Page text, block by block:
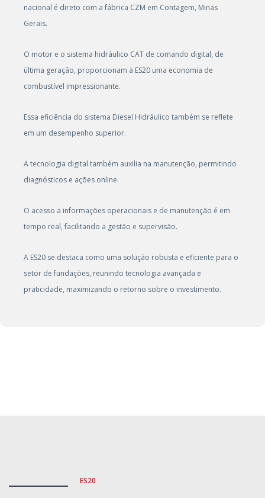
nacional é direto com a fábrica CZM em Contagem, Minas
Gerais.
O motor e o sistema hidráulico CAT de comando digital, de
última geração, proporcionam à ES20 uma economia de
combustível impressionante.
Essa eficiência do sistema Diesel Hidráulico também se reflete
em um desempenho superior.
A tecnologia digital também auxilia na manutenção, permitindo
diagnósticos e ações online.
O acesso a informações operacionais e de manutenção é em
tempo real, facilitando a gestão e supervisão.
A ES20 se destaca como uma solução robusta e eficiente para o
setor de fundações, reunindo tecnologia avançada e
praticidade, maximizando o retorno sobre o investimento.
ES20